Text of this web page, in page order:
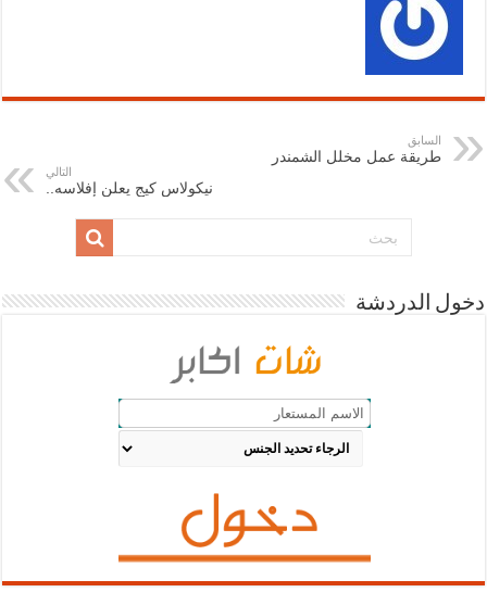
السابق
طريقة عمل مخلل الشمندر
التالي
نيكولاس كيج يعلن إفلاسه..
دخول الدردشة